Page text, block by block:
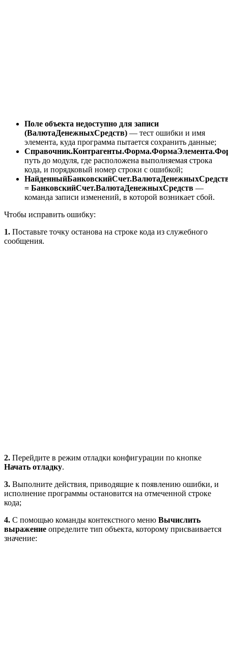
Поле объекта недоступно для записи
(ВалютаДенежныхСредств) — тест ошибки и имя
элемента, куда программа пытается сохранить данные;
путь до модуля, где расположена выполняемая строка
кода, и порядковый номер строки с ошибкой;
= БанковскийСчет.ВалютаДенежныхСредств —
команда записи изменений, в которой возникает сбой.
Чтобы исправить ошибку:
1. Поставьте точку останова на строке кода из служебного
сообщения.
2. Перейдите в режим отладки конфигурации по кнопке
Начать отладку.
3. Выполните действия, приводящие к появлению ошибки, и
исполнение программы остановится на отмеченной строке
кода;
4. С помощью команды контекстного меню Вычислить
выражение определите тип объекта, которому присваивается
значение: